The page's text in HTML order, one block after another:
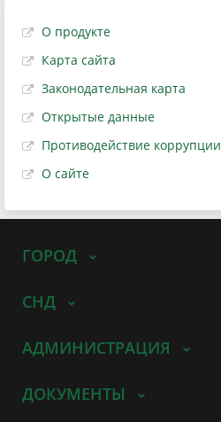
О продукте
Карта сайта
Законодательная карта
Открытые данные
Противодействие коррупции
О сайте
ГОРОД
СНД
АДМИНИСТРАЦИЯ
ДОКУМЕНТЫ